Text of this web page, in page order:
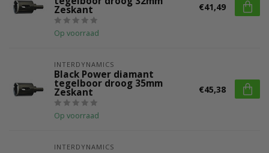
Zeskant
Op voorraad
€41,49
INTERDYNAMICS
Black Power diamant
tegelboor droog 35mm
Zeskant
Op voorraad
€45,38
INTERDYNAMICS